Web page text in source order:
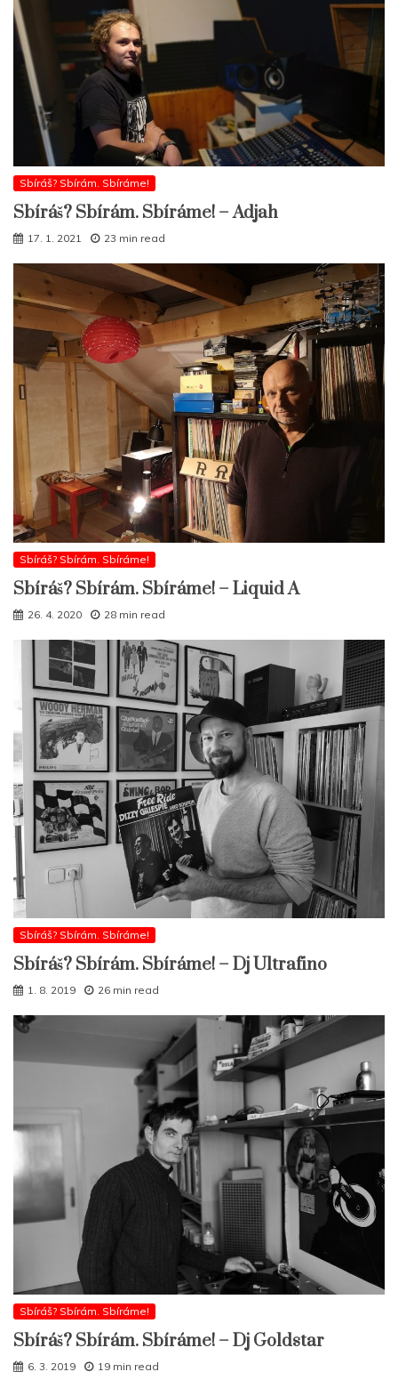
Sbíráš? Sbírám. Sbíráme!
Sbíráš? Sbírám. Sbíráme! – Adjah
17. 1. 2021 23 min read
Sbíráš? Sbírám. Sbíráme!
Sbíráš? Sbírám. Sbíráme! – Liquid A
26. 4. 2020 28 min read
Sbíráš? Sbírám. Sbíráme!
Sbíráš? Sbírám. Sbíráme! – Dj Ultrafino
1. 8. 2019 26 min read
Sbíráš? Sbírám. Sbíráme!
Sbíráš? Sbírám. Sbíráme! – Dj Goldstar
6. 3. 2019 19 min read